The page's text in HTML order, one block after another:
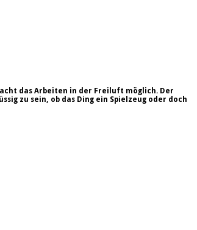
das Arbeiten in der Freiluft möglich. Der
zu sein, ob das Ding ein Spielzeug oder doch